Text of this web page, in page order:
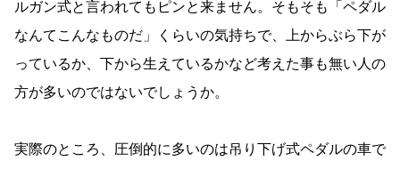
ルガン式と言われてもピンと来ません。そもそも「ペダル
なんてこんなものだ」くらいの気持ちで、上からぶら下が
っているか、下から生えているかなど考えた事も無い人の
方が多いのではないでしょうか。
実際のところ、圧倒的に多いのは吊り下げ式ペダルの車で